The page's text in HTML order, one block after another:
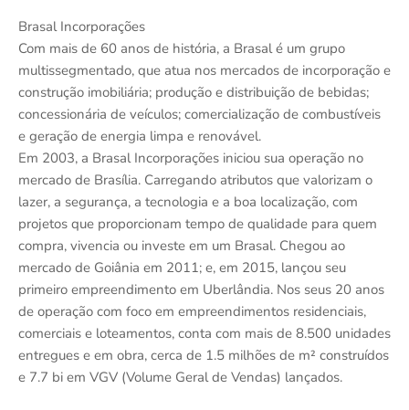
Brasal Incorporações
Com mais de 60 anos de história, a Brasal é um grupo
multissegmentado, que atua nos mercados de incorporação e
construção imobiliária; produção e distribuição de bebidas;
concessionária de veículos; comercialização de combustíveis
e geração de energia limpa e renovável.
Em 2003, a Brasal Incorporações iniciou sua operação no
mercado de Brasília. Carregando atributos que valorizam o
lazer, a segurança, a tecnologia e a boa localização, com
projetos que proporcionam tempo de qualidade para quem
compra, vivencia ou investe em um Brasal. Chegou ao
mercado de Goiânia em 2011; e, em 2015, lançou seu
primeiro empreendimento em Uberlândia. Nos seus 20 anos
de operação com foco em empreendimentos residenciais,
comerciais e loteamentos, conta com mais de 8.500 unidades
entregues e em obra, cerca de 1.5 milhões de m² construídos
e 7.7 bi em VGV (Volume Geral de Vendas) lançados.